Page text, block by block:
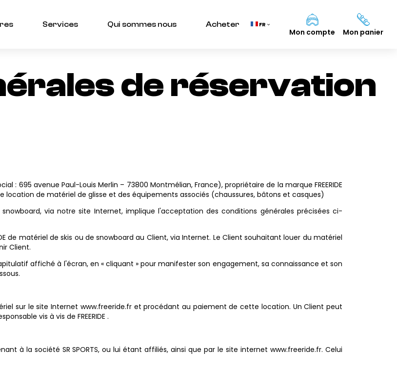
Services Qui sommes nous Acheter FR
Mon compte Mon panier
de réservation
: 695 avenue Paul-Louis Merlin – 73800 Montmélian, France), propriétaire de la marque FREERIDE
location de matériel de glisse et des équipements associés (chaussures, bâtons et casques)
via notre site Internet, implique l'acceptation des conditions générales précisées ci-
de matériel de skis ou de snowboard au Client, via Internet. Le Client souhaitant louer du matériel
Client.
affiché à l'écran, en « cliquant » pour manifester son engagement, sa connaissance et son
sur le site Internet www.freeride.fr et procédant au paiement de cette location. Un Client peut
vis à vis de FREERIDE .
à la société SR SPORTS, ou lui étant affiliés, ainsi que par le site internet www.freeride.fr. Celui